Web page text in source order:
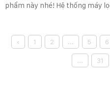
phẩm này nhé! Hệ thống máy
‹ 1 2 ... 5 6
... 31